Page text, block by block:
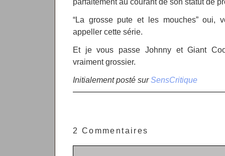
“La grosse pute et les mouches” oui,
appeller cette série.
Et je vous passe Johnny et Giant
vraiment grossier.
Initialement posté surSensCritique
2 Commentaires